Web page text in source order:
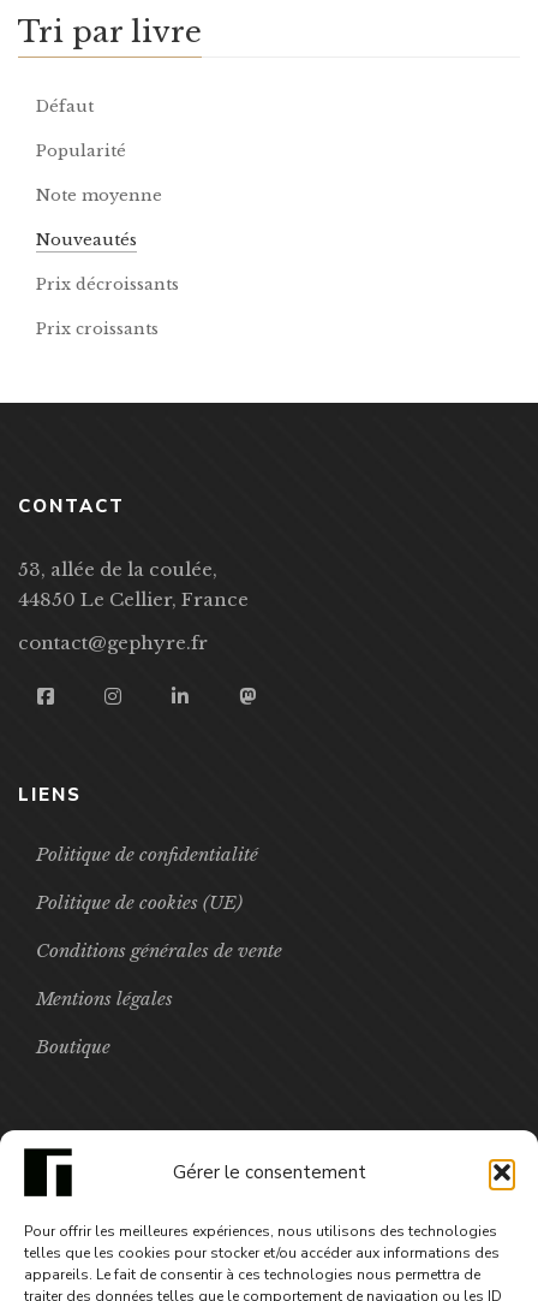
Gérer le consentement
Pour offrir les meilleures expériences, nous utilisons des technologies
telles que les cookies pour stocker et/ou accéder aux informations des
appareils. Le fait de consentir à ces technologies nous permettra de
traiter des données telles que le comportement de navigation ou les ID
Tri par livre
Défaut
Popularité
Note moyenne
Nouveautés
Prix décroissants
Prix croissants
CONTACT
53, allée de la coulée,
44850 Le Cellier, France
contact@gephyre.fr
LIENS
Politique de confidentialité
Politique de cookies (UE)
Conditions générales de vente
Mentions légales
Boutique
3,99€